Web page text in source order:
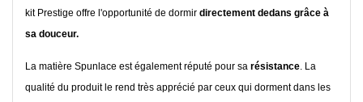
kit Prestige offre l'opportunité de dormir directement dedans grâce à
sa douceur.
La matière Spunlace est également réputé pour sa résistance. La
qualité du produit le rend très apprécié par ceux qui dorment dans les